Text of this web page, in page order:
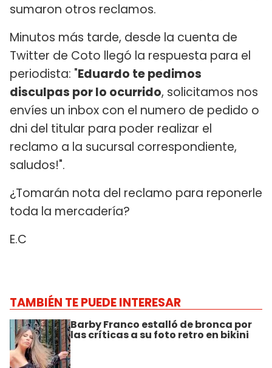
sumaron otros reclamos.
Minutos más tarde, desde la cuenta de
Twitter de Coto llegó la respuesta para el
periodista: "Eduardo te pedimos
disculpas por lo ocurrido, solicitamos nos
envíes un inbox con el numero de pedido o
dni del titular para poder realizar el
reclamo a la sucursal correspondiente,
saludos!".
¿Tomarán nota del reclamo para reponerle
toda la mercadería?
E.C
TAMBIÉN TE PUEDE INTERESAR
Barby Franco estalló de bronca por
las críticas a su foto retro en bikini